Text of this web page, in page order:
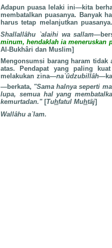
Adapun puasa lelaki ini—kita
membatalkan puasanya. Banyak
harus tetap melanjutkan
Shallallâhu `alaihi wa sallam
minum, hendaklah ia meneruskan
Al-Bukhâri dan Muslim]
Mengonsumsi barang haram tidak
atas. Pendapat yang paling
melakukan zina—na`ûdzubillâh
—berkata, "Sama halnya seperti
lupa, semua hal yang
kemurtadan."[Tuhfatul Muhtâj]
Wallâhu a`lam.